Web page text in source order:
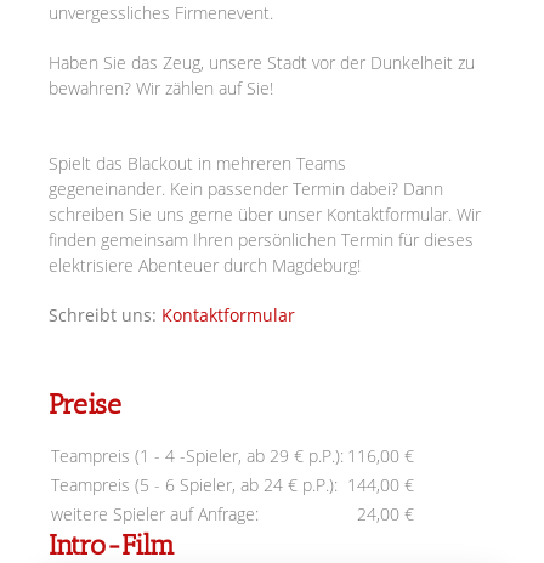
unvergessliches Firmenevent.
Haben Sie das Zeug, unsere Stadt vor der Dunkelheit zu
bewahren? Wir zählen auf Sie!
Spielt das Blackout in mehreren Teams
gegeneinander. Kein passender Termin dabei? Dann
schreiben Sie uns gerne über unser Kontaktformular. Wir
finden gemeinsam Ihren persönlichen Termin für dieses
elektrisiere Abenteuer durch Magdeburg!
Schreibt uns: Kontaktformular
Preise
Teampreis (1 - 4 -Spieler, ab 29 € p.P.): 116,00 €
Teampreis (5 - 6 Spieler, ab 24 € p.P.): 144,00 €
weitere Spieler auf Anfrage:
24,00 €
Intro-Film